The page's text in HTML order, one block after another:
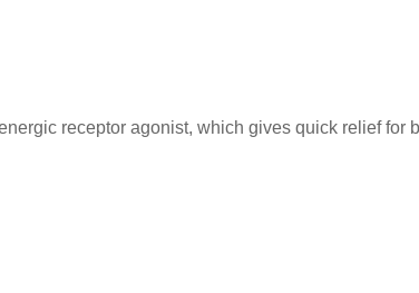
receptor agonist, which gives quick relief for